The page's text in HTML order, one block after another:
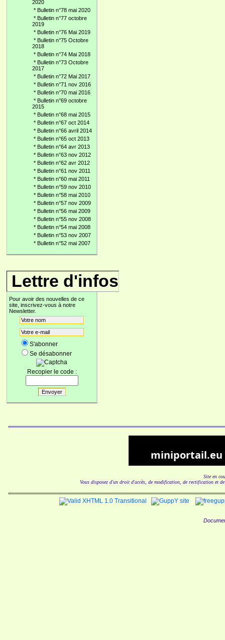
2020
* Bulletin n°78 mai 2020
* Bulletin n°77 octobre
2019
* Bulletin n°76 Mai 2019
* Bulletin n°75 Octobre
2018
* Bulletin n°74 Mai 2018
* Bulletin n°73 Octobre
2017
* Bulletin n°72 Mai 2017
* Bulletin n°71 nov 2016
* Bulletin n°70 mai 2016
* Bulletin n°69 octobre
2015
* Bulletin n°68 mai 2015
* Bulletin n°67 oct 2014
* Bulletin n°66 avril 2014
* Bulletin n°65 oct 2013
* Bulletin n°64 avr 2013
* Bulletin n°63 nov 2012
* Bulletin n°62 avr 2012
* Bulletin n°61 nov 2011
* Bulletin n°60 mai 2011
* Bulletin n°59 nov 2010
* Bulletin n°58 mai 2010
* Bulletin n°57 nov 2009
* Bulletin n°56 mai 2009
* Bulletin n°55 nov 2008
* Bulletin n°54 mai 2008
* Bulletin n°53 nov 2007
* Bulletin n°52 mai 2007
Lettre d'infos
Pour avoir des nouvelles de ce
site, inscrivez-vous à notre
Newsletter.
S'abonner
Se désabonner
Recopier le code :
Site en
Vous disposez d'un droit d'accès, de modification, de rectification et